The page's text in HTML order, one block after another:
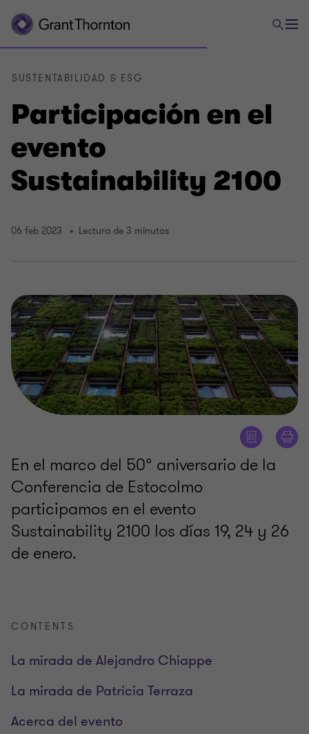
Participación en el
evento
Sustainability 2100
SUSTENTABILIDAD & ESG
06 feb 2023 Lectura de 3 minutos
En el marco del 50° aniversario de la
Conferencia de Estocolmo
participamos en el evento
Sustainability 2100 los días 19, 24 y 26
de enero.
CONTENTS
La mirada de Alejandro Chiappe
La mirada de Patricia Terraza
Acerca del evento